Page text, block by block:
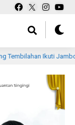
Ikuti Jambore Nasional